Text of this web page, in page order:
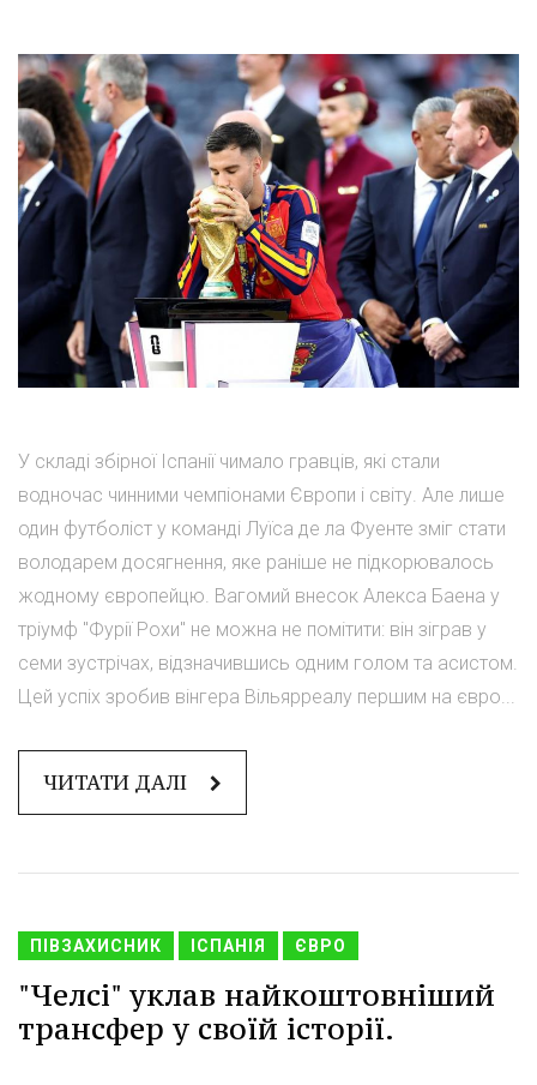
У складі збірної Іспанії чимало гравців, які стали
водночас чинними чемпіонами Європи і світу. Але лише
один футболіст у команді Луїса де ла Фуенте зміг стати
володарем досягнення, яке раніше не підкорювалось
жодному європейцю. Вагомий внесок Алекса Баена у
тріумф "Фурії Рохи" не можна не помітити: він зіграв у
семи зустрічах, відзначившись одним голом та асистом.
Цей успіх зробив вінгера Вільярреалу першим на євро...
ЧИТАТИ ДАЛІ
ПІВЗАХИСНИК ІСПАНІЯ ЄВРО
"Челсі" уклав найкоштовніший
трансфер у своїй історії.